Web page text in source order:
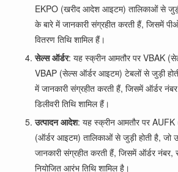
EKPO (खरीद आदेश आइटम) तालिकाओं से
के बारे में जानकारी संग्रहीत करती हैं, जिसमें
वितरण तिथि शामिल हैं।
सेल्स ऑर्डर: यह स्क्रीन आमतौर पर VBAK
VBAP (सेल्स ऑर्डर आइटम) टेबलों से जुड़ी
में जानकारी संग्रहीत करती हैं, जिसमें ऑर्डर
डिलीवरी तिथि शामिल हैं।
उत्पादन आदेश: यह स्क्रीन आमतौर पर
(ऑर्डर आइटम) तालिकाओं से जुड़ी होती है, जो
जानकारी संग्रहीत करती हैं, जिसमें ऑर्डर नंबर,
नियोजित आरंभ तिथि शामिल है।